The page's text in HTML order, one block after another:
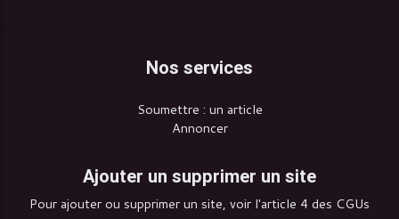
Nos services
Soumettre : un article
Annoncer
Ajouter un supprimer un site
Pour ajouter ou supprimer un site, voir l'article 4 des CGUs